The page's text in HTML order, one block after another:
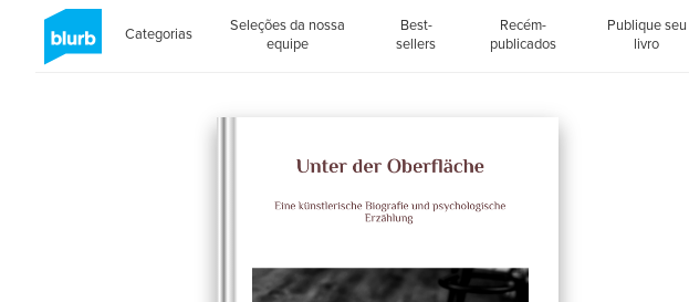
Categorias
Seleções da nossa
equipe
Best-
sellers
Recém-
publicados
Publique seu
livro